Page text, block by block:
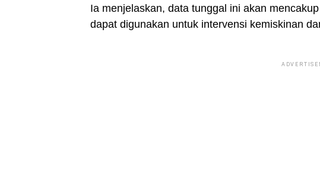
Ia menjelaskan, data tunggal ini akan
dapat digunakan untuk intervensi kemiskinan